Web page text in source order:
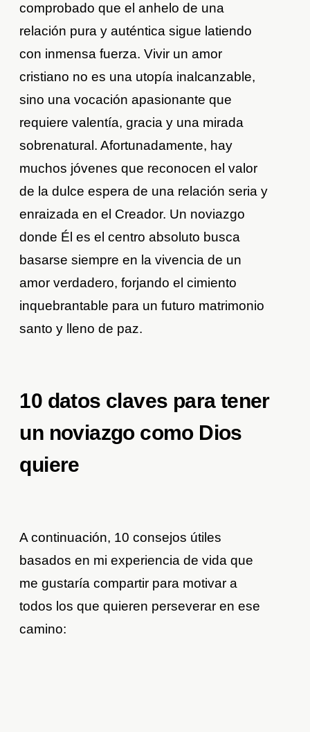
comprobado que el anhelo de una
relación pura y auténtica sigue latiendo
con inmensa fuerza. Vivir un amor
cristiano no es una utopía inalcanzable,
sino una vocación apasionante que
requiere valentía, gracia y una mirada
sobrenatural. Afortunadamente, hay
muchos jóvenes que reconocen el valor
de la dulce espera de una relación seria y
enraizada en el Creador. Un noviazgo
donde Él es el centro absoluto busca
basarse siempre en la vivencia de un
amor verdadero, forjando el cimiento
inquebrantable para un futuro matrimonio
santo y lleno de paz.
10 datos claves para tener
un noviazgo como Dios
quiere
A continuación, 10 consejos útiles
basados en mi experiencia de vida que
me gustaría compartir para motivar a
todos los que quieren perseverar en ese
camino: